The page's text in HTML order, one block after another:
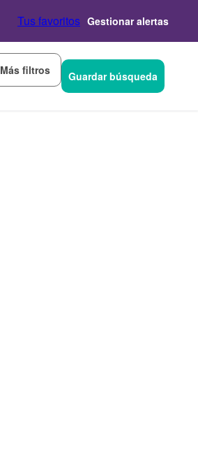
Tus favoritos Gestionar alertas
Más filtros Guardar búsqueda